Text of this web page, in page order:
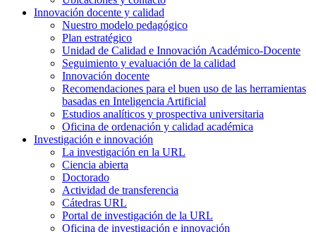
Innovación docente y calidad
Nuestro modelo pedagógico
Plan estratégico
Unidad de Calidad e Innovación Académico-Docente
Seguimiento y evaluación de la calidad
Innovación docente
Recomendaciones para el buen uso de las herramientas
basadas en Inteligencia Artificial
Estudios analíticos y prospectiva universitaria
Oficina de ordenación y calidad académica
Investigación e innovación
La investigación en la URL
Ciencia abierta
Doctorado
Actividad de transferencia
Cátedras URL
Portal de investigación de la URL
Oficina de investigación e innovación